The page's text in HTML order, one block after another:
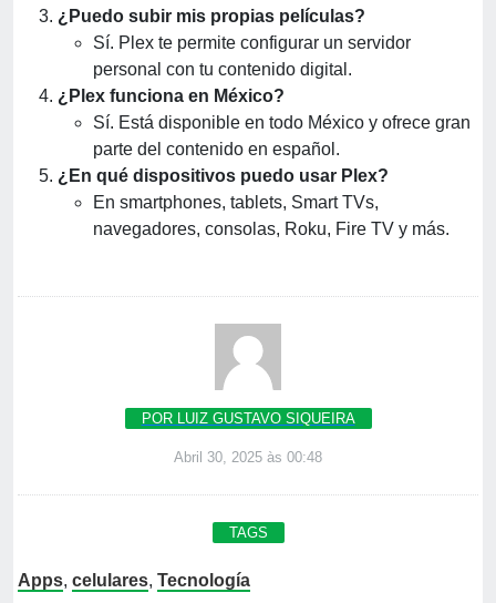
¿Puedo subir mis propias películas?
Sí. Plex te permite configurar un servidor
personal con tu contenido digital.
¿Plex funciona en México?
Sí. Está disponible en todo México y ofrece gran
parte del contenido en español.
¿En qué dispositivos puedo usar Plex?
En smartphones, tablets, Smart TVs,
navegadores, consolas, Roku, Fire TV y más.
POR LUIZ GUSTAVO SIQUEIRA
Abril 30, 2025 às 00:48
TAGS
Apps, celulares, Tecnología